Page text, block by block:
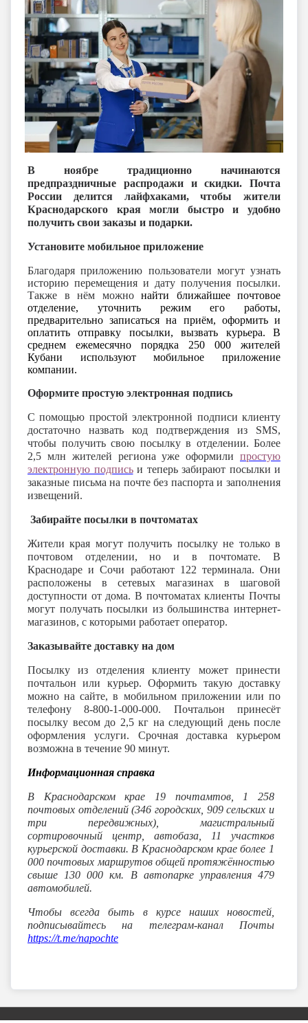
В ноябре традиционно начинаются
предпраздничные распродажи и скидки. Почта
России делится лайфхаками, чтобы жители
Краснодарского края могли быстро и удобно
получить свои заказы и подарки.
Установите мобильное приложение
Благодаря приложению пользователи могут узнать
историю перемещения и дату получения посылки.
Также в нём можно найти ближайшее почтовое
отделение, уточнить режим его работы,
предварительно записаться на приём, оформить и
оплатить отправку посылки, вызвать курьера. В
среднем ежемесячно порядка 250 000 жителей
Кубани используют мобильное приложение
компании.
Оформите простую электронная подпись
С помощью простой электронной подписи клиенту
достаточно назвать код подтверждения из SMS,
чтобы получить свою посылку в отделении. Более
2,5 млн жителей региона уже оформили простую
электронную подписьи теперь забирают посылки и
заказные письма на почте без паспорта и заполнения
извещений.
Забирайте посылки в почтоматах
Жители края могут получить посылку не только в
почтовом отделении, но и в почтомате. В
Краснодаре и Сочи работают 122 терминала. Они
расположены в сетевых магазинах в шаговой
доступности от дома. В почтоматах клиенты Почты
могут получать посылки из большинства интернет-
магазинов, с которыми работает оператор.
Заказывайте доставку на дом
Посылку из отделения клиенту может принести
почтальон или курьер. Оформить такую доставку
можно на сайте, в мобильном приложении или по
телефону 8-800-1-000-000. Почтальон принесёт
посылку весом до 2,5 кг на следующий день после
оформления услуги. Срочная доставка курьером
возможна в течение 90 минут.
Информационная справка
В Краснодарском крае 19 почтамтов, 1 258
почтовых отделений (346 городских, 909 сельских и
три передвижных), магистральный
сортировочный центр, автобаза, 11 участков
курьерской доставки. В Краснодарском крае более 1
000 почтовых маршрутов общей протяжённостью
свыше 130 000 км. В автопарке управления 479
автомобилей.
Чтобы всегда быть в курсе наших новостей,
подписывайтесь на телеграм-канал Почты
https://t.me/napochte